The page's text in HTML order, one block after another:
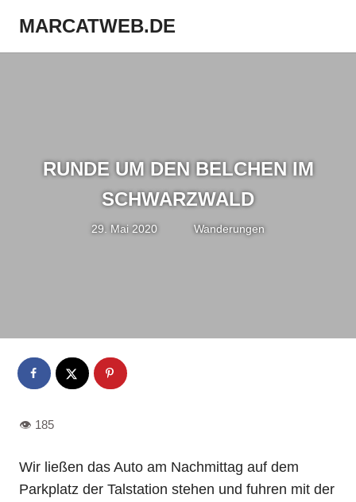
InhaltMARCATWEB.DE
Fotografie
RUNDE UM DEN BELCHEN IM
SCHWARZWALD
29. Mai 2020 Marc
Wanderungen
Wir ließen das Auto am Nachmittag auf dem
Parkplatz der Talstation stehen und fuhren mit der